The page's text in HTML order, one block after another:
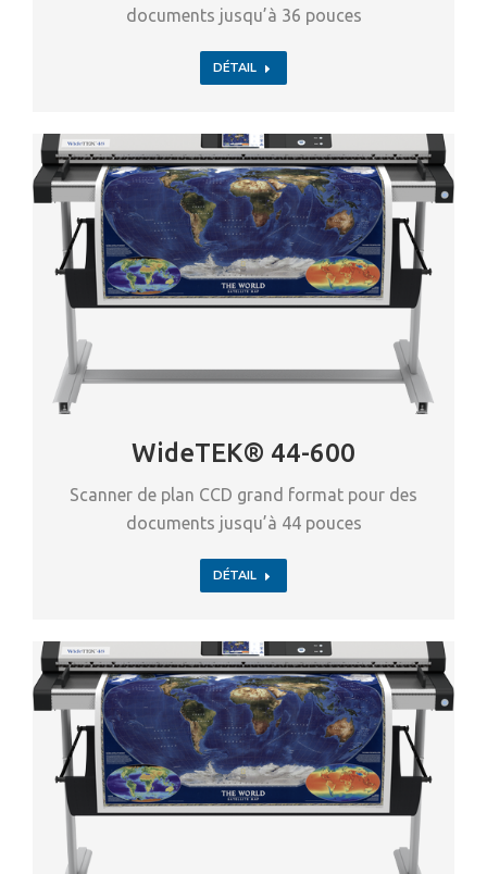
documents jusqu’à 36 pouces
DÉTAIL
WideTEK® 44-600
Scanner de plan CCD grand format pour des
documents jusqu’à 44 pouces
DÉTAIL